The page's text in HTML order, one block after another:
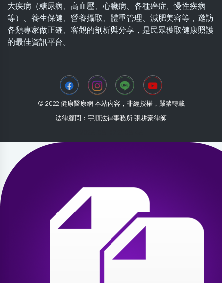
大疾病（糖尿病、高血壓、心臟病、各種癌症、慢性疾病
等）、養生保健、營養攝取、體重管理、減肥美容等，邀訪
各類專家做正確、客觀的剖析與分享，是民眾獲取健康照護
的最佳資訊平台。
© 2022 健康醫療網 本站內容，非經授權，嚴禁轉載
法律顧問：宇順法律事務所 張耕豪律師